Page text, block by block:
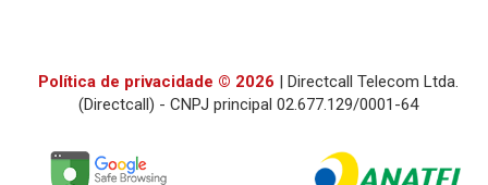
Política de privacidade © 2026 | Directcall Telecom Ltda.
(Directcall) - CNPJ principal 02.677.129/0001-64